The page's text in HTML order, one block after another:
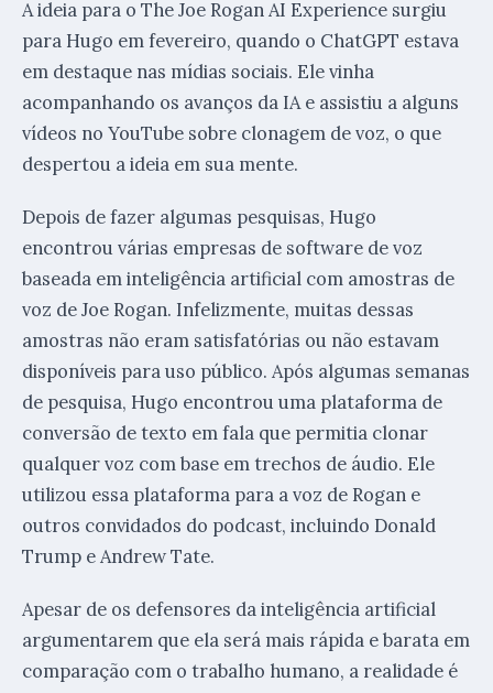
A ideia para o The Joe Rogan AI Experience surgiu
para Hugo em fevereiro, quando o ChatGPT estava
em destaque nas mídias sociais. Ele vinha
acompanhando os avanços da IA e assistiu a alguns
vídeos no YouTube sobre clonagem de voz, o que
despertou a ideia em sua mente.
Depois de fazer algumas pesquisas, Hugo
encontrou várias empresas de software de voz
baseada em inteligência artificial com amostras de
voz de Joe Rogan. Infelizmente, muitas dessas
amostras não eram satisfatórias ou não estavam
disponíveis para uso público. Após algumas semanas
de pesquisa, Hugo encontrou uma plataforma de
conversão de texto em fala que permitia clonar
qualquer voz com base em trechos de áudio. Ele
utilizou essa plataforma para a voz de Rogan e
outros convidados do podcast, incluindo Donald
Trump e Andrew Tate.
Apesar de os defensores da inteligência artificial
argumentarem que ela será mais rápida e barata em
comparação com o trabalho humano, a realidade é